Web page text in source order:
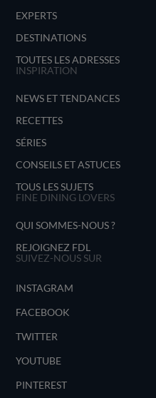
EXPERTS
DESTINATIONS
TOUTES LES ADRESSES
INSPIRATION
NEWS ET TENDANCES
RECETTES
SÉRIES
CONSEILS ET ASTUCES
TOUS LES SUJETS
FINE DINING LOVERS
QUI SOMMES-NOUS ?
REJOIGNEZ FDL
SUIVEZ-NOUS SUR
INSTAGRAM
FACEBOOK
TWITTER
YOUTUBE
PINTEREST